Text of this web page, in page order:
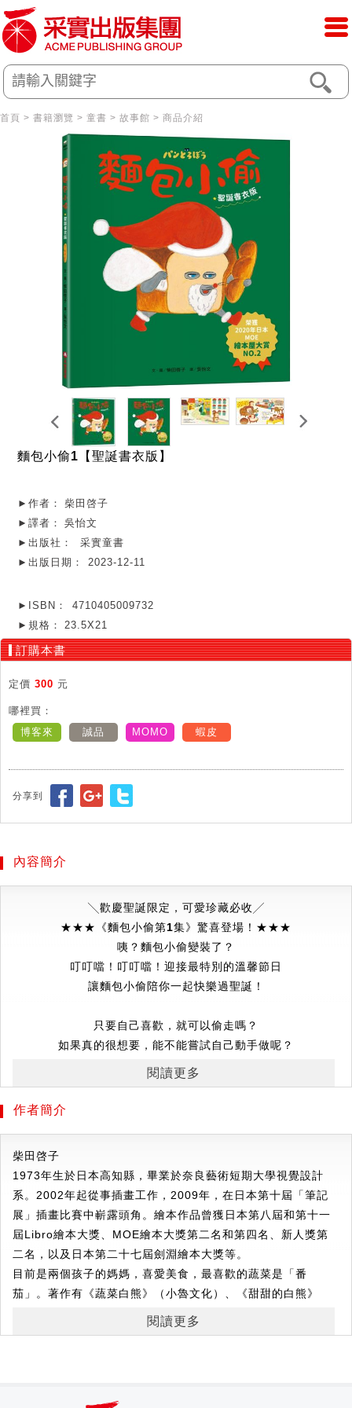
首頁 > 書籍瀏覽 > 童書 > 故事館 > 商品介紹
麵包小偷1【聖誕書衣版】
►作者：
柴田啓子
►譯者：
吳怡文
►出版社：
采實童書
►出版日期：
2023-12-11
►ISBN：
4710405009732
►規格：
23.5X21
訂購本書
定價 300 元
哪裡買：
博客來
誠品 MOMO 蝦皮
分享到
內容簡介
╲歡慶聖誕限定，可愛珍藏必收 ╱
★★★
《麵包小偷第1集》驚喜登場！ ★★★
咦？麵包小偷變裝了？
叮叮噹！叮叮噹！迎接最特別的溫馨節日
讓麵包小偷陪你一起快樂過聖誕！
只要自己喜歡 ， 就可以偷走嗎 ？
如果真的很想要，能不能嘗試自己動手做呢？
榮獲2020日本MOE繪本屋大賞NO.2，
★★★榮獲第7屆沖繩書店繪本類特獎
鎮上的麵包店冒出一個鬼鬼祟祟的身影，
原來是超愛吃麵包的「麵包小偷」！
麵包小偷最大的興趣，就是到處尋找好吃的麵包店，
把麵包偷走再回家好好享用。
這次，他發現一家號稱「全世界最好吃」的麵包店，
費了一番功夫終於成功的偷走了麵包，
卻意外的讓老闆發現了他的真面目！
閱讀更多
作者簡介
柴田啓子
1973年生於日本高知縣，畢業於奈良藝術短期大學視覺設計
系。2002年起從事插畫工作，2009年，在日本第十屆「筆記
展」插畫比賽中嶄露頭角。繪本作品曾獲日本第八屆和第十一
屆Libro繪本大獎、MOE繪本大獎第二名和第四名、新人獎第
二名，以及日本第二十七屆劍淵繪本大獎等。
目前是兩個孩子的媽媽，喜愛美食，最喜歡的蔬菜是「番
茄」。著作有《蔬菜白熊》（小魯文化）、《甜甜的白熊》
閱讀更多